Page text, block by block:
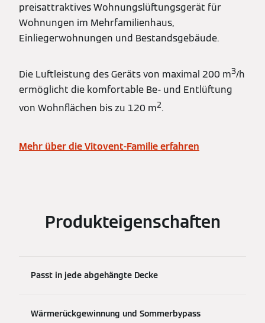
preisattraktives Wohnungslüftungsgerät für
Wohnungen im Mehrfamilienhaus,
Einliegerwohnungen und Bestandsgebäude.
Die Luftleistung des Geräts von maximal 200 m3/h
ermöglicht die komfortable Be- und Entlüftung
von Wohnflächen bis zu 120 m2.
Mehr über die Vitovent-Familie erfahren
Produkteigenschaften
Passt in jede abgehängte Decke
Wärmerückgewinnung und Sommerbypass